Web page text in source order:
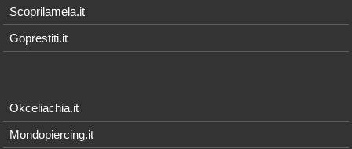
Scoprilamela.it
Goprestiti.it
Okceliachia.it
Mondopiercing.it